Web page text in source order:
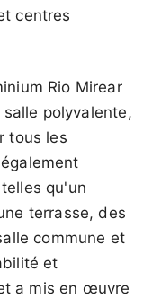
centres
Rio Mirear
polyvalente,
tous les
qu'un
terrasse, des
commune et
et
a mis en œuvre